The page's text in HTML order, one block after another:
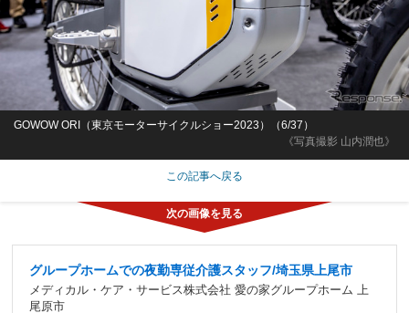
《写真撮影 山内潤也》
GOWOW ORI（東京モーターサイクルショー2023）（6/37）
この記事へ戻る
グループホームでの夜勤専従介護スタッフ/埼玉県上尾市
メディカル・ケア・サービス株式会社 愛の家グループホーム 上
尾原市